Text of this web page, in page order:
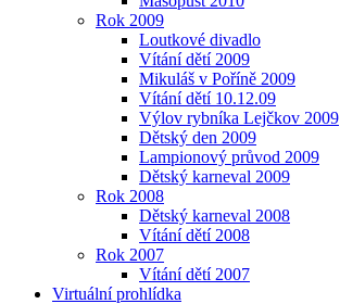
Rok 2009
Loutkové divadlo
Vítání dětí 2009
Mikuláš v Poříně 2009
Vítání dětí 10.12.09
Výlov rybníka Lejčkov 2009
Dětský den 2009
Lampionový průvod 2009
Dětský karneval 2009
Rok 2008
Dětský karneval 2008
Vítání dětí 2008
Rok 2007
Vítání dětí 2007
Virtuální prohlídka